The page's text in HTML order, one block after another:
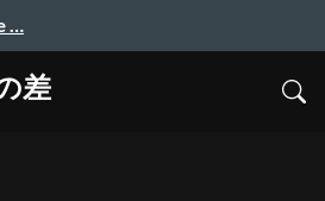
…
差